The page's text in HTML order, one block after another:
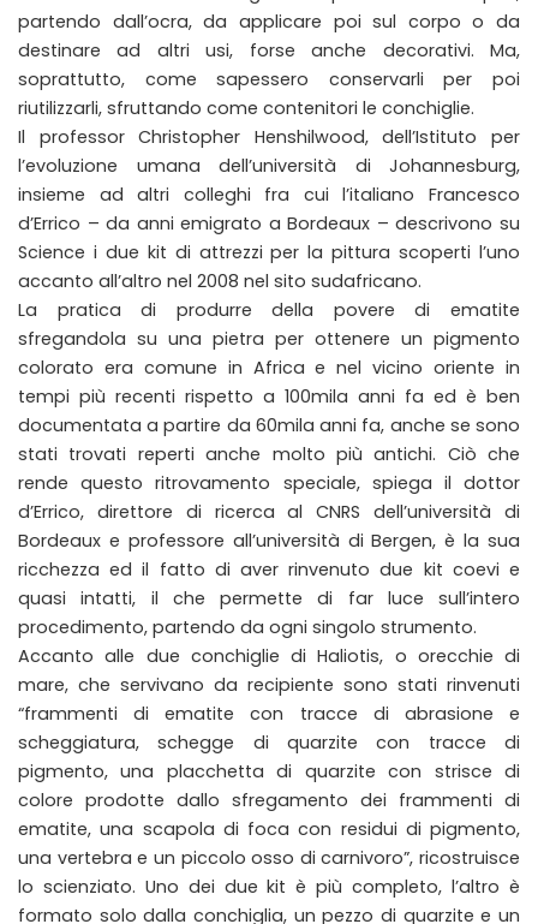
partendo dall’ocra, da applicare poi sul corpo o da
destinare ad altri usi, forse anche decorativi. Ma,
soprattutto, come sapessero conservarli per poi
riutilizzarli, sfruttando come contenitori le conchiglie.
Il professor Christopher Henshilwood, dell’Istituto per
l’evoluzione umana dell’università di Johannesburg,
insieme ad altri colleghi fra cui l’italiano Francesco
d’Errico – da anni emigrato a Bordeaux – descrivono su
Science i due kit di attrezzi per la pittura scoperti l’uno
accanto all’altro nel 2008 nel sito sudafricano.
La pratica di produrre della povere di ematite
sfregandola su una pietra per ottenere un pigmento
colorato era comune in Africa e nel vicino oriente in
tempi più recenti rispetto a 100mila anni fa ed è ben
documentata a partire da 60mila anni fa, anche se sono
stati trovati reperti anche molto più antichi. Ciò che
rende questo ritrovamento speciale, spiega il dottor
d’Errico, direttore di ricerca al CNRS dell’università di
Bordeaux e professore all’università di Bergen, è la sua
ricchezza ed il fatto di aver rinvenuto due kit coevi e
quasi intatti, il che permette di far luce sull’intero
procedimento, partendo da ogni singolo strumento.
Accanto alle due conchiglie di Haliotis, o orecchie di
mare, che servivano da recipiente sono stati rinvenuti
“frammenti di ematite con tracce di abrasione e
scheggiatura, schegge di quarzite con tracce di
pigmento, una placchetta di quarzite con strisce di
colore prodotte dallo sfregamento dei frammenti di
ematite, una scapola di foca con residui di pigmento,
una vertebra e un piccolo osso di carnivoro”, ricostruisce
lo scienziato. Uno dei due kit è più completo, l’altro è
formato solo dalla conchiglia, un pezzo di quarzite e un